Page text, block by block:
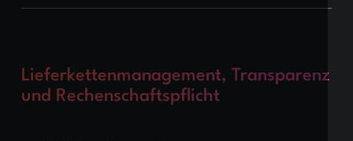
Lieferkettenmanagement, Transparenz
und Rechenschaftspflicht